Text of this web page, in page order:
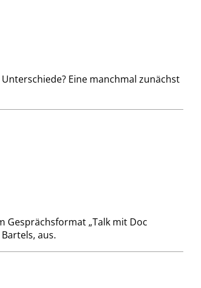
Eine manchmal zunächst
Gesprächsformat „Talk mit Doc
aus.